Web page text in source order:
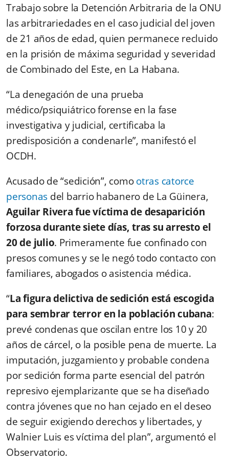
Trabajo sobre la Detención Arbitraria de la ONU
las arbitrariedades en el caso judicial del joven
de 21 años de edad, quien permanece recluido
en la prisión de máxima seguridad y severidad
de Combinado del Este, en La Habana.
“La denegación de una prueba
médico/psiquiátrico forense en la fase
investigativa y judicial, certificaba la
predisposición a condenarle”, manifestó el
OCDH.
Acusado de “sedición”, comootras catorce
personas del barrio habanero de La Güinera,
Aguilar Rivera fue víctima de desaparición
forzosa durante siete días, tras su arresto el
20 de julio. Primeramente fue confinado con
presos comunes y se le negó todo contacto con
familiares, abogados o asistencia médica.
“La figura delictiva de sedición está escogida
para sembrar terror en la población cubana:
prevé condenas que oscilan entre los 10 y 20
años de cárcel, o la posible pena de muerte. La
imputación, juzgamiento y probable condena
por sedición forma parte esencial del patrón
represivo ejemplarizante que se ha diseñado
contra jóvenes que no han cejado en el deseo
de seguir exigiendo derechos y libertades, y
Walnier Luis es víctima del plan”, argumentó el
Observatorio.